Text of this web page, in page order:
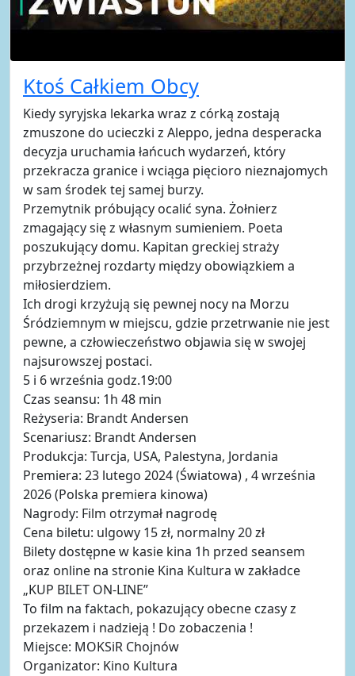
Ktoś Całkiem Obcy
Kiedy syryjska lekarka wraz z córką zostają
zmuszone do ucieczki z Aleppo, jedna desperacka
decyzja uruchamia łańcuch wydarzeń, który
przekracza granice i wciąga pięcioro nieznajomych
w sam środek tej samej burzy.
Przemytnik próbujący ocalić syna. Żołnierz
zmagający się z własnym sumieniem. Poeta
poszukujący domu. Kapitan greckiej straży
przybrzeżnej rozdarty między obowiązkiem a
miłosierdziem.
Ich drogi krzyżują się pewnej nocy na Morzu
Śródziemnym w miejscu, gdzie przetrwanie nie jest
pewne, a człowieczeństwo objawia się w swojej
najsurowszej postaci.
5 i 6 września godz.19:00
Czas seansu: 1h 48 min
Reżyseria: Brandt Andersen
Scenariusz: Brandt Andersen
Produkcja: Turcja, USA, Palestyna, Jordania
Premiera: 23 lutego 2024 (Światowa) , 4 września
2026 (Polska premiera kinowa)
Nagrody: Film otrzymał nagrodę
Cena biletu: ulgowy 15 zł, normalny 20 zł
Bilety dostępne w kasie kina 1h przed seansem
oraz online na stronie Kina Kultura w zakładce
„KUP BILET ON-LINE”
To film na faktach, pokazujący obecne czasy z
przekazem i nadzieją ! Do zobaczenia !
Miejsce: MOKSiR Chojnów
Organizator: Kino Kultura